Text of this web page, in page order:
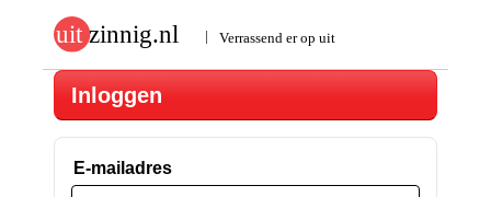
Inloggen
E-mailadres